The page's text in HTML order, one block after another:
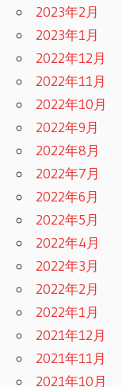
2023年2月
2023年1月
2022年12月
2022年11月
2022年10月
2022年9月
2022年8月
2022年7月
2022年6月
2022年5月
2022年4月
2022年3月
2022年2月
2022年1月
2021年12月
2021年11月
2021年10月